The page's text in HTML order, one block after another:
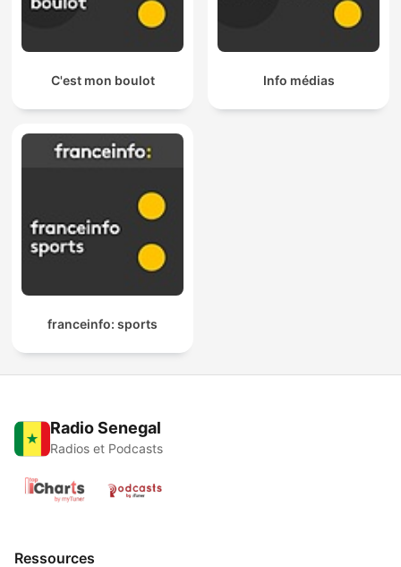
C'est mon boulot Info médias
franceinfo: sports
Radio Senegal
Radios et Podcasts
Ressources